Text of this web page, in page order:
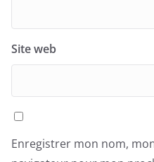
Site web
Enregistrer mon nom,